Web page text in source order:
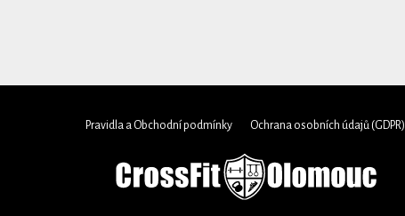
Pravidla a Obchodní podmínky Ochrana osobních údajů (GDPR)